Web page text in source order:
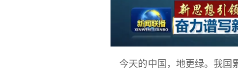
今天的中国，地更绿。我国累